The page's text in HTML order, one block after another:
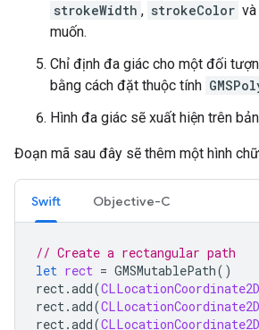
strokeWidth , strokeColor và
muốn.
Chỉ định đa giác cho một đối
bằng cách đặt thuộc tính
Hình đa giác sẽ xuất hiện trên
Đoạn mã sau đây sẽ thêm một hình
Swift Objective-C
// Create a rectangular path
let rect = GMSMutablePath()
rect.add(CLLocationCoordinate2D
rect.add(CLLocationCoordinate2D
rect.add(CLLocationCoordinate2D